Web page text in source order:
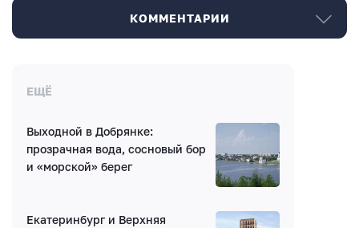
КОММЕНТАРИИ
Нет комментариев
ЕЩЁ
Выходной в Добрянке:
прозрачная вода, сосновый бор
и «морской» берег
Екатеринбург и Верхняя